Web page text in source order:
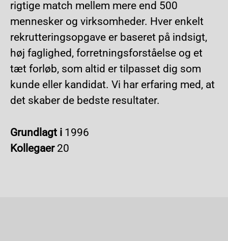
rigtige match mellem mere end 500
mennesker og virksomheder. Hver enkelt
rekrutteringsopgave er baseret på indsigt,
høj faglighed, forretningsforståelse og et
tæt forløb, som altid er tilpasset dig som
kunde eller kandidat. Vi har erfaring med, at
det skaber de bedste resultater.
Grundlagt i 1996
Kollegaer 20